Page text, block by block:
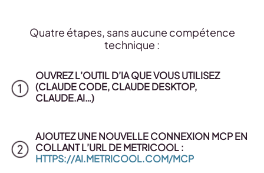
Quatre étapes, sans aucune compétence
technique :
OUVREZ L’OUTIL D’IA QUE VOUS UTILISEZ
(CLAUDE CODE, CLAUDE DESKTOP,
CLAUDE.AI…)
AJOUTEZ UNE NOUVELLE CONNEXION MCP EN
COLLANT L’URL DE METRICOOL :
HTTPS://AI.METRICOOL.COM/MCP